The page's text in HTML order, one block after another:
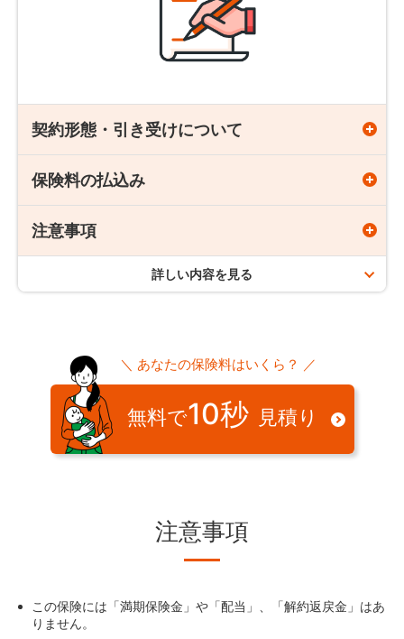
18歳～70歳
18歳～80歳
保険期間65歳までの場合
契約の更新はなく、保険期間満了日をもって契約は終了しま
保険期間と契約年齢について
保険期間満了日は、契約日やお客さまの生年月日でこ
となります。「保険プランの概要（契約概要）」でご
確認いただけます。
更新時には更新日の保険料率に基づき、更新時の年齢で保険
ただし、更新後の保険期間満了日の年齢が91歳以上となる
場合は、保険期間満了日の年齢が90歳になるように保険期
間を年単位で短縮して更新します。
契約形態・引き受けについて
契約年齢
契約形態
保険を申し込む方（契約者）、保険の対象となる方（被
契約の引き受け
契約者間の公平性を保つため、ご職業、年収、身体の状
態など、保険金のお支払いが発生するリスクに応じて引
き受けを行っています。
保険料の払込み
保険料払込期間
保険料払込方法
クレジットカード払いまたは、口座振替
利用可能カード
クレジットカードまたは口座の名義は契約者名義のもの
に限ります。
注意事項
海外居住・赴任など
海外でお亡くなりになられた場合は、死亡保険金をご
請求いただけます。
告知義務違反
申し込み時に正しい告知をせずに契約をした場合、告
申し込み日から30日以内に契約手続きが完了しない場
保険金をお支払いできない場合の代表例
詳しい内容を見る
＼ あなたの保険料はいくら？ ／
無料で10秒 見積り
注意事項
この保険には「満期保険金」や「配当」、「解約返戻金」はあ
りません。